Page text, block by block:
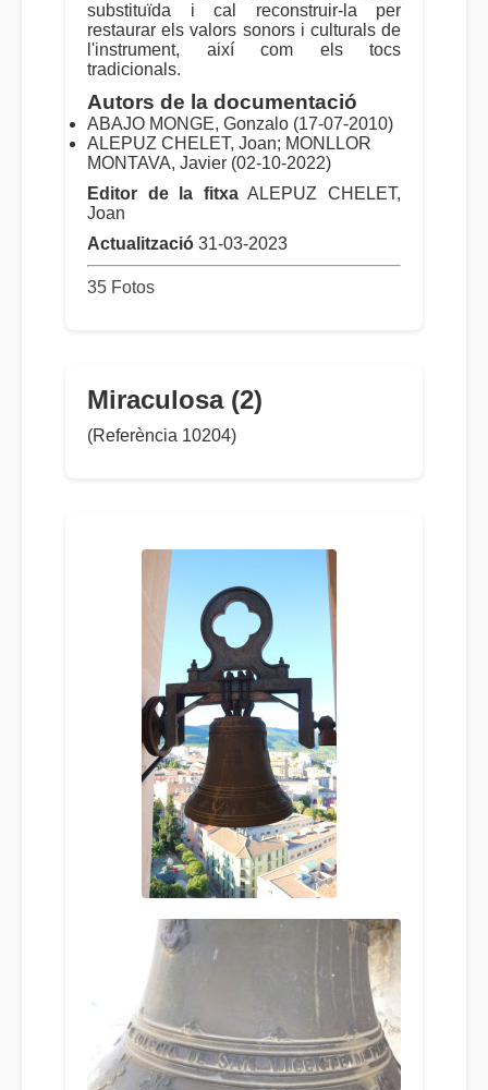
substituïda i cal reconstruir-la per
restaurar els valors sonors i culturals de
l'instrument, així com els tocs
tradicionals.
Autors de la documentació
ABAJO MONGE, Gonzalo (17-07-2010)
ALEPUZ CHELET, Joan; MONLLOR
MONTAVA, Javier (02-10-2022)
Editor de la fitxaALEPUZ CHELET,
Joan
Actualització 31-03-2023
35 Fotos
Miraculosa (2)
(Referència 10204)